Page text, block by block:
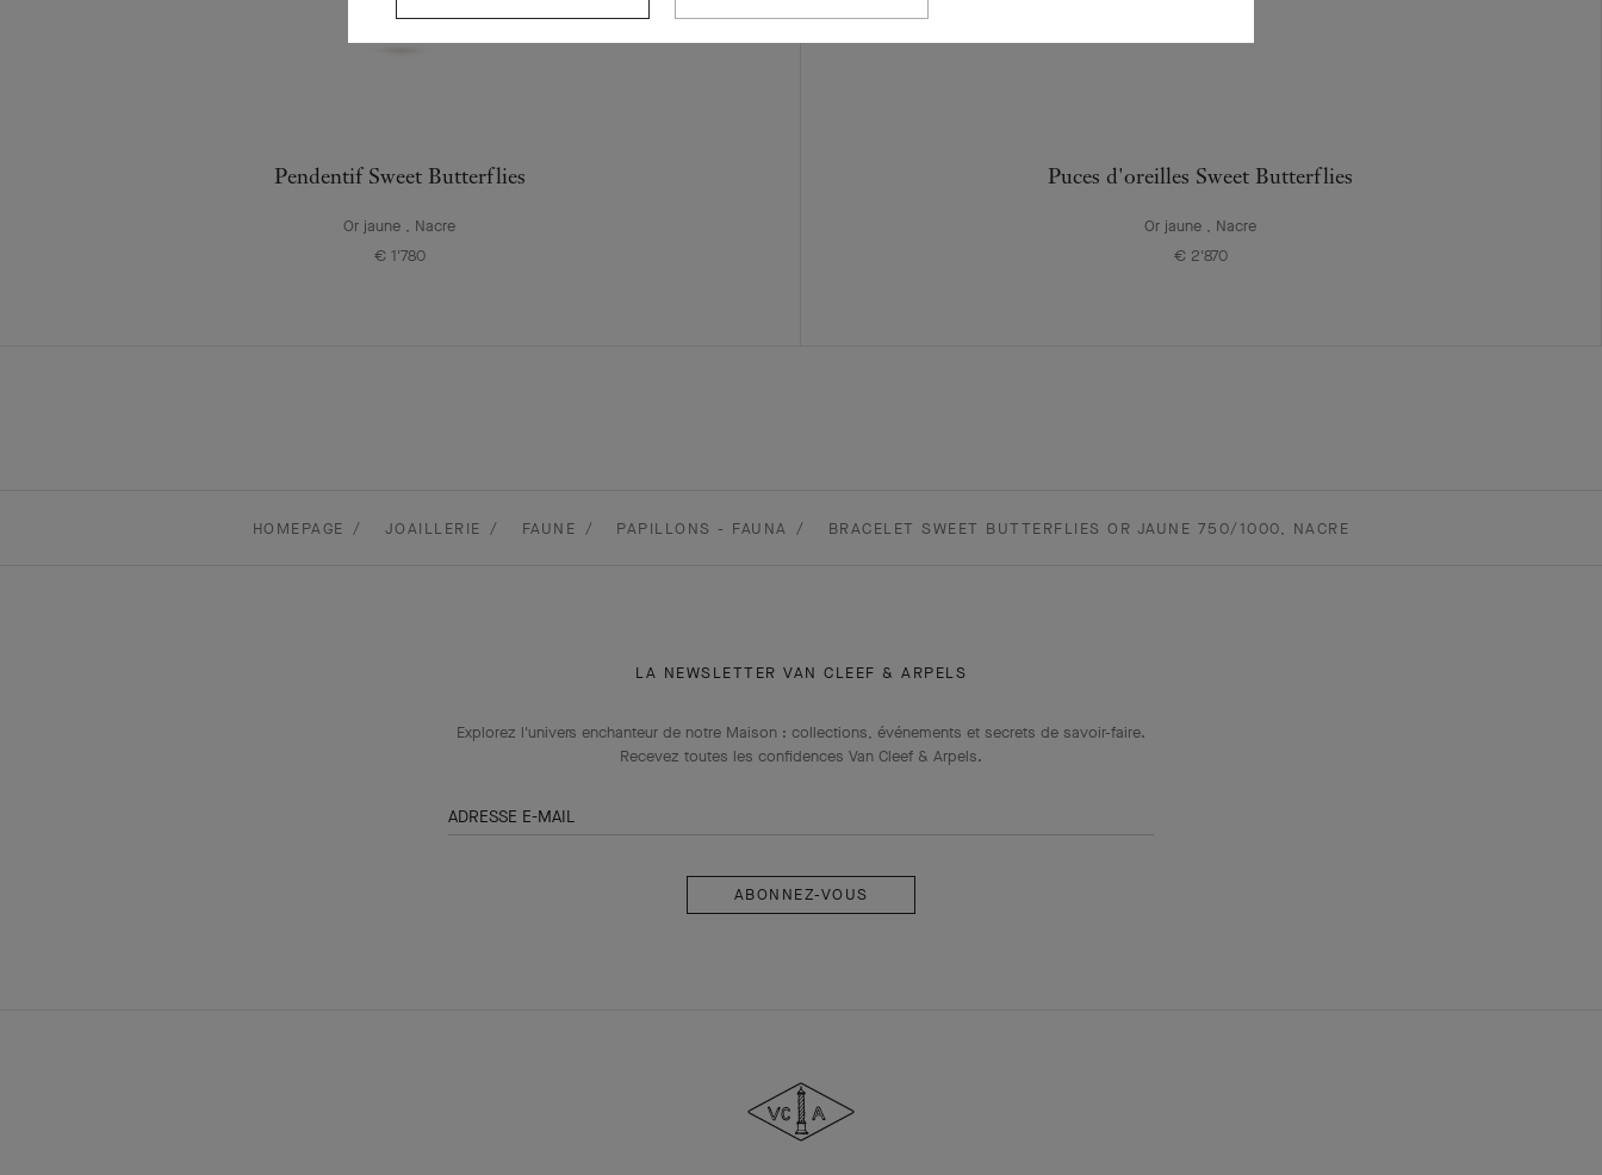
Pendentif Sweet Butterflies
Or jaune , Nacre
€ 1'780
Puces d'oreilles Sweet Butterflies
Or jaune , Nacre
€ 2'870
HOMEPAGE JOAILLERIE FAUNE PAPILLONS - FAUNA BRACELET SWEET BUTTERFLIES OR JAUNE 750/1000, NACRE
LA NEWSLETTER VAN CLEEF & ARPELS
Explorez l'univers enchanteur de notre Maison : collections, événements et secrets de savoir-faire.
Recevez toutes les confidences Van Cleef & Arpels​.
ADRESSE E-MAIL
vous
Arpels